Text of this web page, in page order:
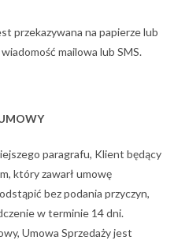
przekazywana na papierze lub
mailowa lub SMS.
paragrafu, Klient będący
który zawarł umowę
bez podania przyczyn,
w terminie 14 dni.
Umowa Sprzedaży jest